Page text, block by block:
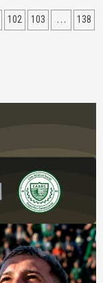
102 103 …
138